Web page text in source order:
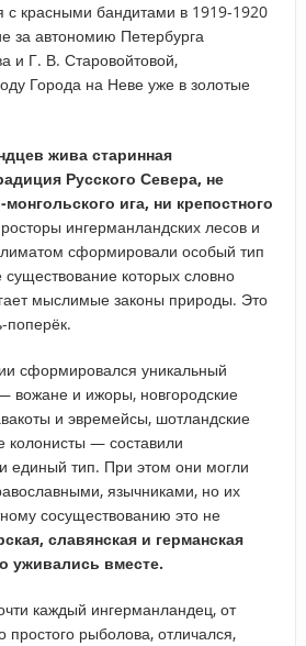
с красными бандитами в 1919-1920
за автономию Петербурга
и Г. В. Старовойтовой,
Города на Неве уже в золотые
жива старинная
Русского Севера, не
ига, ни крепостного
ингерманландских лесов и
сформировали особый тип
существование которых словно
мыслимые законы природы. Это
поперёк.
сформировался уникальный
вожане и ижоры, новгородские
и эвремейсы, шотландские
колонисты — составили
единый тип. При этом они могли
язычниками, но их
сосуществованию это не
славянская и германская
уживались вместе.
каждый ингерманландец, от
простого рыболова, отличался,